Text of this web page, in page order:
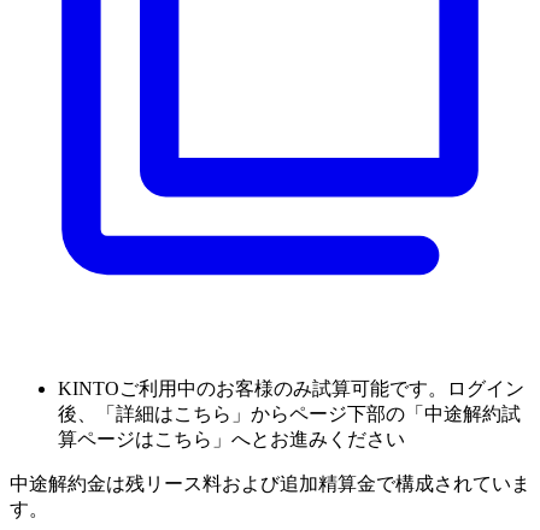
KINTOご利用中のお客様のみ試算可能です。ログイン
後、「詳細はこちら」からページ下部の「中途解約試
算ページはこちら」へとお進みください
中途解約金は残リース料および追加精算金で構成されていま
す。